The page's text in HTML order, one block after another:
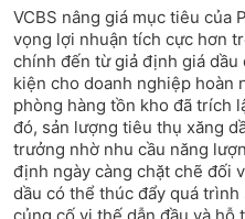
GÓC NHÌN CHUYÊN GIA
EMAGAZINE
VCBS nâng giá mục tiêu của
vọng lợi nhuận tích cực hơn
chính đến từ giả định giá
kiện cho doanh nghiệp hoàn
phòng hàng tồn kho đã trích
đó, sản lượng tiêu thụ xăng
trưởng nhờ nhu cầu năng
định ngày càng chặt chẽ đối
dầu có thể thúc đẩy quá